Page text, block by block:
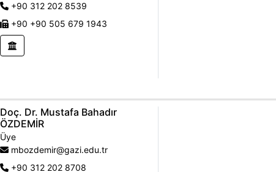
+90 312 202 8539
+90 +90 505 679 1943
Doç. Dr. Mustafa Bahadır
ÖZDEMİR
Üye
mbozdemir@gazi.edu.tr
+90 312 202 8708